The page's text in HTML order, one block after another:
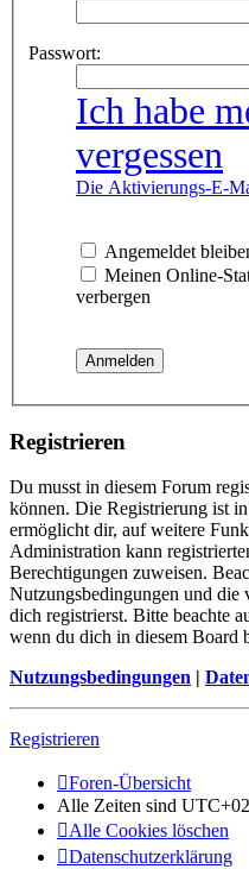
Passwort:
Ich habe
vergessen
Die Aktivierungs-E-
Angemeldet
Meinen Online-
verbergen
Registrieren
Du musst in diesem Forum
können. Die Registrierung ist
ermöglicht dir, auf weitere
Administration kann
Berechtigungen zuweisen.
Nutzungsbedingungen und die
dich registrierst. Bitte beachte
wenn du dich in diesem Board
Nutzungsbedingungen |
Registrieren
Foren-Übersicht
Alle Zeiten sind
Alle Cookies löschen
Datenschutzerklärung